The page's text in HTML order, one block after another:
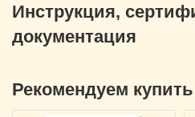
Инструкция,
документация
Рекомендуем купить